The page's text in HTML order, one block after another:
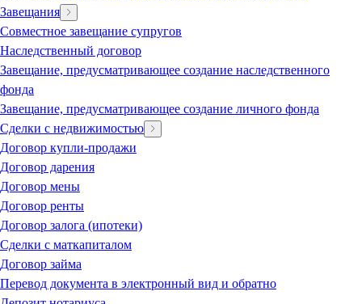
Завещания
Совместное завещание супругов
Наследственный договор
Завещание, предусматривающее создание наследственного
фонда
Завещание, предусматривающее создание личного фонда
Сделки с недвижимостью
Договор купли-продажи
Договор дарения
Договор мены
Договор ренты
Договор залога (ипотеки)
Сделки с маткапиталом
Договор займа
Перевод документа в электронный вид и обратно